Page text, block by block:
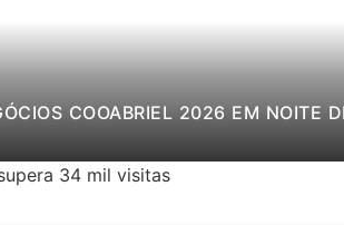
COOABRIEL 2026 EM NOITE